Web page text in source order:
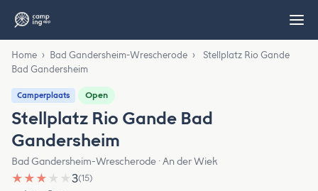
Home › Bad Gandersheim-Wrescherode ›
Stellplatz Rio Gande
Bad Gandersheim
Camperplaats Open
Stellplatz Rio Gande Bad
Gandersheim
Bad Gandersheim-Wrescherode · An der Wiek
★ ★ ★ ★ ★3(15)